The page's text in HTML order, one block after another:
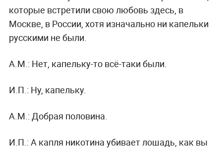
которые встретили свою любовь здесь, в
Москве, в России, хотя изначально ни капельки
русскими не были.
А.М.: Нет, капельку-то всё-таки были.
И.П.: Ну, капельку.
А.М.: Добрая половина.
И.П.: А капля никотина убивает лошадь, как вы